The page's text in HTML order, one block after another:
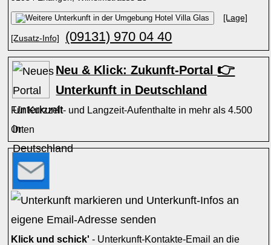
[Lage]
[Zusatz-Info] (09131) 970 04 40
Neu & Klick: Zukunft-Portal 👉
Unterkunft in Deutschland
Für Kurzzeit- und Langzeit-Aufenthalte in mehr als 4.500
Orten
Klick und schick' - Unterkunft-Kontakte-Email an die